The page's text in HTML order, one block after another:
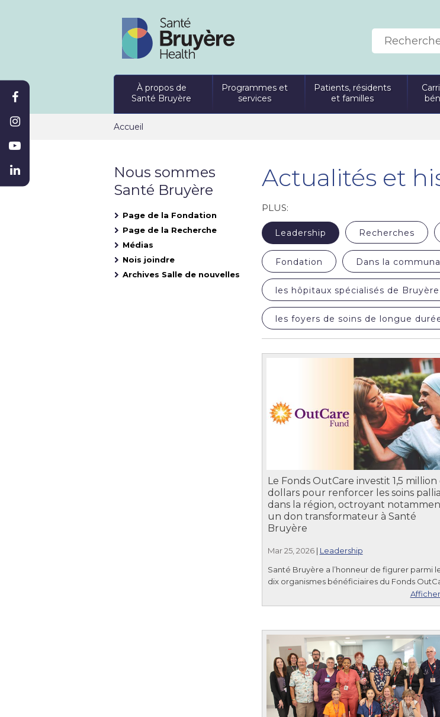
À propos de
Santé Bruyère
Programmes et
services
Patients, résidents
et familles
Accueil
Nous sommes
Santé Bruyère
Page de la Fondation
Page de la Recherche
Médias
Nois joindre
Archives Salle de nouvelles
Actualités et
PLUS:
Leadership Recherches
Fondation Dans la
les hôpitaux spécialisés de Bruyère
les foyers de soins de longue
Le Fonds OutCare investit 1,5 million
dollars pour renforcer les soins
dans la région, octroyant
un don transformateur à Santé
Bruyère
Mar 25, 2026| Leadership
Santé Bruyère a l’honneur de figurer parmi
dix organismes bénéficiaires du Fonds